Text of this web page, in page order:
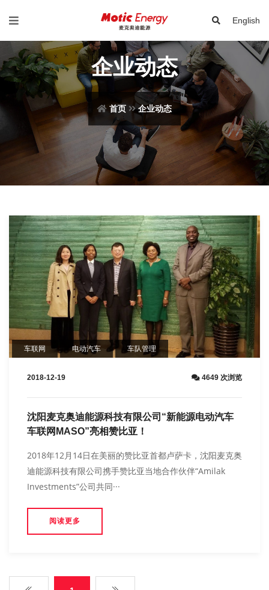
English
企业动态
首页 企业动态
车联网 电动汽车 车队管理
2018-12-19 4649 次浏览
沈阳麦克奥迪能源科技有限公司“新能源电动汽车
车联网MASO”亮相赞比亚！
2018年12月14日在美丽的赞比亚首都卢萨卡，沈阳麦克奥
迪能源科技有限公司携手赞比亚当地合作伙伴“Amilak
Investments”公司共同···
阅读更多